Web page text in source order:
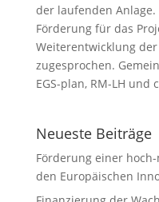
der laufenden Anlage.
Förderung für das
Weiterentwicklung
zugesprochen.
EGS-plan, RM-LH und
Neueste Beiträge
Förderung einer
den Europäischen